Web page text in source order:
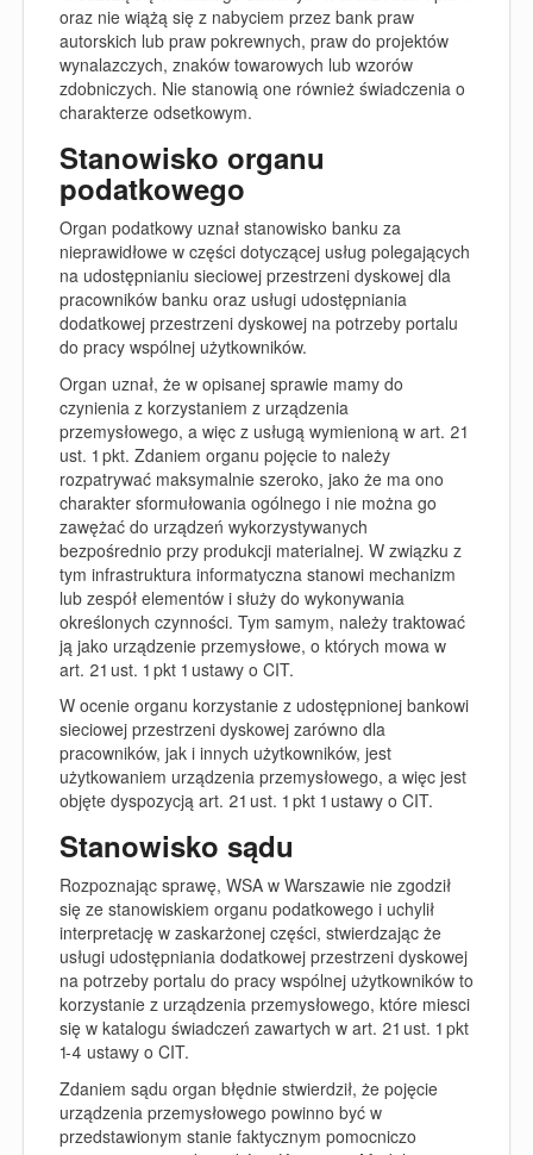
oraz nie wiążą się z nabyciem przez bank praw
autorskich lub praw pokrewnych, praw do projektów
wynalazczych, znaków towarowych lub wzorów
zdobniczych. Nie stanowią one również świadczenia o
charakterze odsetkowym.
Stanowisko organu
podatkowego
Organ podatkowy uznał stanowisko banku za
nieprawidłowe w części dotyczącej usług polegających
na udostępnianiu sieciowej przestrzeni dyskowej dla
pracowników banku oraz usługi udostępniania
dodatkowej przestrzeni dyskowej na potrzeby portalu
do pracy wspólnej użytkowników.
Organ uznał, że w opisanej sprawie mamy do
czynienia z korzystaniem z urządzenia
przemysłowego, a więc z usługą wymienioną w art. 21
ust. 1 pkt. Zdaniem organu pojęcie to należy
rozpatrywać maksymalnie szeroko, jako że ma ono
charakter sformułowania ogólnego i nie można go
zawężać do urządzeń wykorzystywanych
bezpośrednio przy produkcji materialnej. W związku z
tym infrastruktura informatyczna stanowi mechanizm
lub zespół elementów i służy do wykonywania
określonych czynności. Tym samym, należy traktować
ją jako urządzenie przemysłowe, o których mowa w
art. 21 ust. 1 pkt 1 ustawy o CIT.
W ocenie organu korzystanie z udostępnionej bankowi
sieciowej przestrzeni dyskowej zarówno dla
pracowników, jak i innych użytkowników, jest
użytkowaniem urządzenia przemysłowego, a więc jest
objęte dyspozycją art. 21 ust. 1 pkt 1 ustawy o CIT.
Stanowisko sądu
Rozpoznając sprawę, WSA w Warszawie nie zgodził
się ze stanowiskiem organu podatkowego i uchylił
interpretację w zaskarżonej części, stwierdzając że
usługi udostępniania dodatkowej przestrzeni dyskowej
na potrzeby portalu do pracy wspólnej użytkowników to
korzystanie z urządzenia przemysłowego, które miesci
się w katalogu świadczeń zawartych w art. 21 ust. 1 pkt
1-4 ustawy o CIT.
Zdaniem sądu organ błędnie stwierdził, że pojęcie
urządzenia przemysłowego powinno być w
przedstawionym stanie faktycznym pomocniczo